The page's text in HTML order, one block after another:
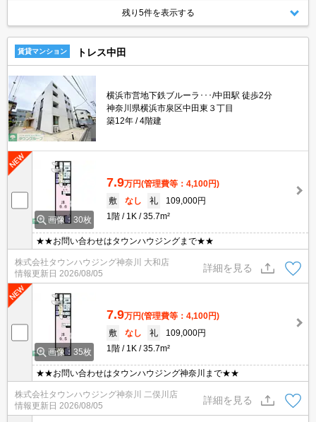
残り5件を表示する
賃貸マンション トレス中田
横浜市営地下鉄ブルーラ･･･/中田駅 徒歩2分
神奈川県横浜市泉区中田東３丁目
築12年
4階建
画像：30枚
7.9万円(管理費等：4,100円)
敷
なし 礼
109,000円
1階
1K 35.7m²
★★お問い合わせはタウンハウジングまで★★
株式会社タウンハウジング神奈川 大和店
情報更新日 2026/08/05
詳細を見る
画像：35枚
7.9万円(管理費等：4,100円)
敷
なし 礼
109,000円
1階
1K 35.7m²
★★お問い合わせはタウンハウジング神奈川まで★★
株式会社タウンハウジング神奈川 二俣川店
情報更新日 2026/08/05
詳細を見る